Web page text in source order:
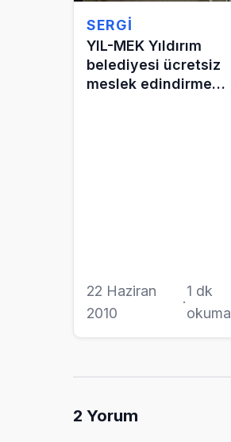
SERGI
YIL-MEK Yıldırım
belediyesi ücretsiz
meslek edindirme
22 Haziran
2010
·
1 dk
okuma
2 Yorum